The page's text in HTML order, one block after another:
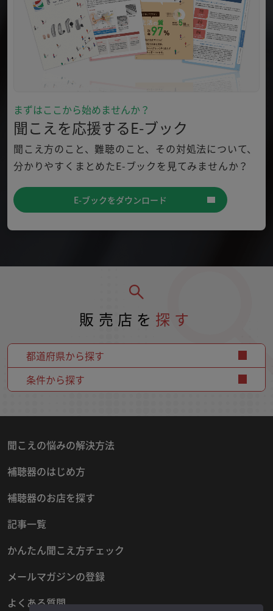
まずはここから始めませんか？
聞こえを応援するE-ブック
聞こえ方のこと、難聴のこと、その対処法について、
分かりやすくまとめたE-ブックを見てみませんか？
E-ブックをダウンロード
販売店を 探す
都道府県から探す
条件から探す
聞こえの悩みの解決方法
補聴器のはじめ方
補聴器のお店を探す
記事一覧
かんたん聞こえ方チェック
メールマガジンの登録
よくある質問